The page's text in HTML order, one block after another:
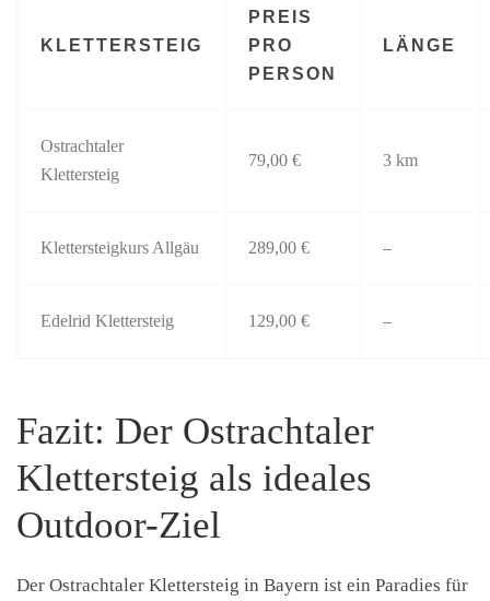
KLETTERSTEIG
PREIS
PRO
PERSON
LÄNGE
Ostrachtaler
Klettersteig
79,00 € 3 km
Klettersteigkurs Allgäu 289,00 € –
Edelrid Klettersteig 129,00 € –
Fazit: Der Ostrachtaler
Klettersteig als ideales
Outdoor-Ziel
Der Ostrachtaler Klettersteig in Bayern ist ein Paradies für